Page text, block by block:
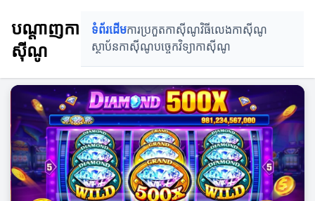
បណ្ដាញកា
ស៊ីណូ
ទំព័រដើមការប្រកួតកាស៊ីណូវិធីលេងកាស៊ីណូ
ស្ថាប័នកាស៊ីណូបច្ចេកវិទ្យាកាស៊ីណូ